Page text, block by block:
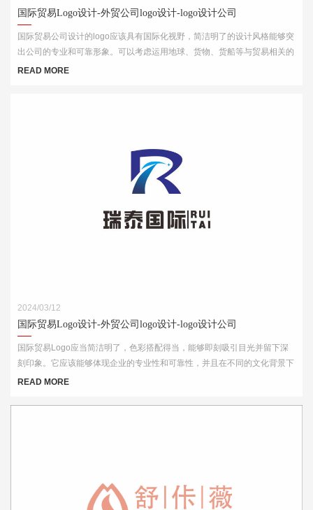
国际贸易Logo设计-外贸公司logo设计-logo设计公司
国际贸易公司设计的logo应该具有国际化视野，简洁明了的设计风格能够突
出公司的专业和可靠形象。可以考虑运用地球、货物、货船等与贸易相关的
元素，结合简洁的字体和线条，突出公司的国际化特点。
READ MORE
2024/03/12
国际贸易Logo设计-外贸公司logo设计-logo设计公司
国际贸易Logo应当简洁明了，色彩搭配得当，能够即刻吸引目光并留下深
刻印象。它应该能够体现企业的专业性和可靠性，并且在不同的文化背景下
都能够被理解和接受。此外，Logo的设计还需考虑到其在各种媒介上的应
READ MORE